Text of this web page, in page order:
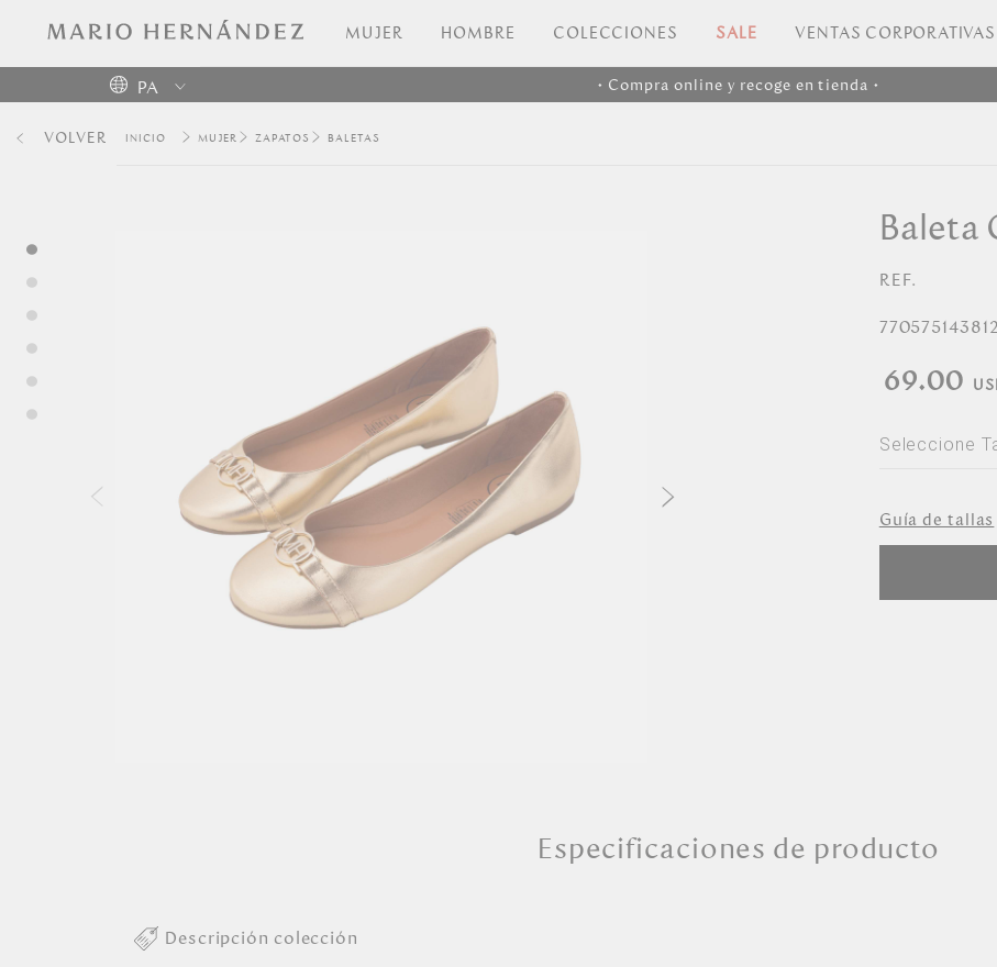
MUJER HOMBRE COLECCIONES SALE VENTAS CORPORATIVAS
PA
Colombia
• Compra online y recoge en tienda •
VOLVER MUJER ZAPATOS BALETAS
Baleta
REF.
69.00
Seleccione
35
Guía de tallas
Especificaciones de producto
Descripción colección